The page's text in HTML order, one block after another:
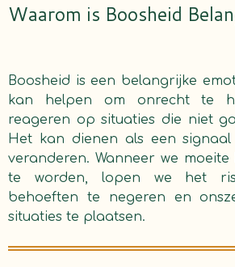
Waarom is Boosheid
Boosheid is een belangrijke
kan helpen om onrecht te
reageren op situaties die niet
Het kan dienen als een
veranderen. Wanneer we
te worden, lopen we het
behoeften te negeren en
situaties te plaatsen.